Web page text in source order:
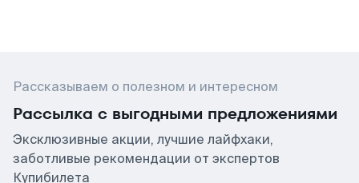
Рассказываем о полезном и интересном
Рассылка с выгодными предложениями
Эксклюзивные акции, лучшие лайфхаки,
заботливые рекомендации от экспертов
Купибилета